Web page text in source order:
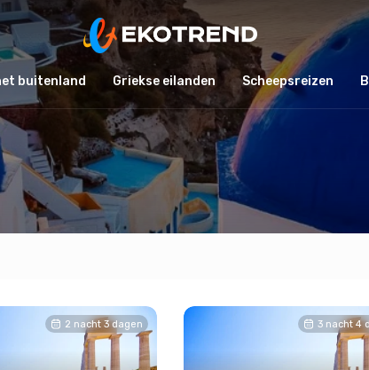
buitenland Griekse eilanden Scheepsreizen
2 nacht 3 dagen 3 nacht 4